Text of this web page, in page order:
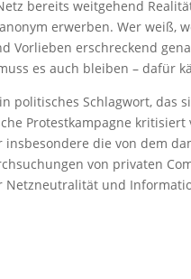
bereits weitgehend
erwerben. Wer weiß,
Vorlieben erschreckend
es auch bleiben – dafür
politisches Schlagwort, das
Protestkampagne
die von dem
von privaten
Netzneutralität und